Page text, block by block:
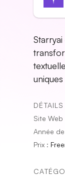
Site Web
Année
Prix :